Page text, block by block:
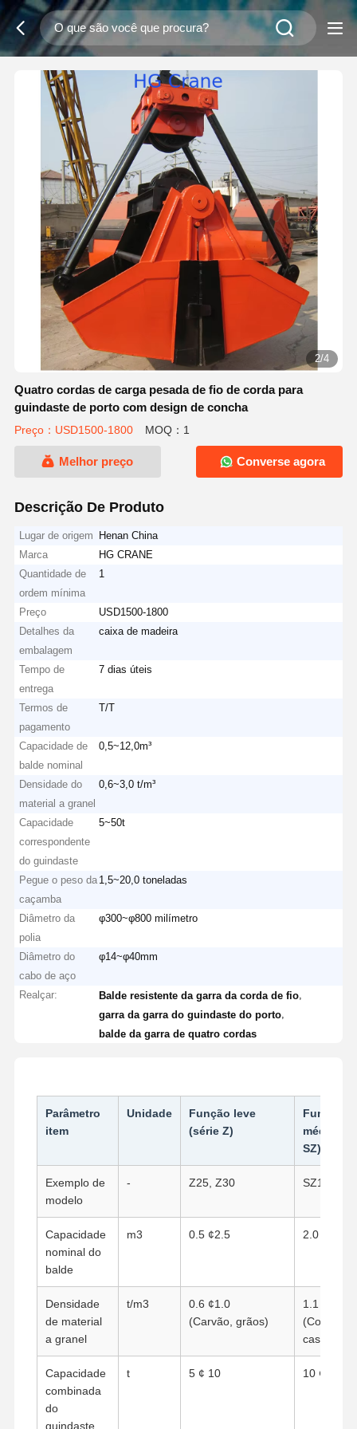
2/4
Quatro cordas de carga pesada de fio de corda para
guindaste de porto com design de concha
Preço：USD1500-1800 MOQ：1
Melhor preço Converse agora
Descrição De Produto
Lugar de origem
Henan China
Marca
HG CRANE
Quantidade de
ordem mínima
1
Preço
USD1500-1800
Detalhes da
embalagem
caixa de madeira
Tempo de
entrega
7 dias úteis
Termos de
pagamento
T/T
Capacidade de
balde nominal
0,5~12,0m³
Densidade do
material a granel
0,6~3,0 t/m³
Capacidade
correspondente
do guindaste
5~50t
Pegue o peso da
caçamba
1,5~20,0 toneladas
Diâmetro da
polia
φ300~φ800 milímetro
Diâmetro do
cabo de aço
φ14~φ40mm
Realçar: Balde resistente da garra da corda de fio
garra da garra do guindaste do porto
balde da garra de quatro cordas
Parâmetro
item
Unidade
Função leve
(série Z)
Funções
médias
SZ)
Exemplo de
modelo
- Z25, Z30 SZ1-30,
Capacidade
nominal do
balde
m3 0.5 ¢2.5 2.0 ¢5.0
Densidade
de material
a granel
t/m3
0.6 ¢1.0
(Carvão, grãos)
1.1 ¢2.0
(Coke,
cascalho)
Capacidade
combinada
do
guindaste
t 5 ¢ 10 10 ¢16